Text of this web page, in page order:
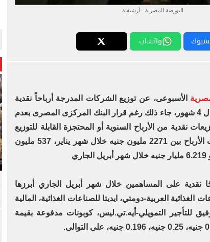
البورصة المصرية - أرشيفية
واتساب
الأسبوعى، عن توزيع الشركات المدرجة أرباحاً نقدية
بلغت 9 مليارات جنيه خلال 4 شهور، جاء ذلك رغم قرار البنك المركزى المصرى بعدم
نقدية من الأرباح السنوية أو المحتجزة القابلة للتوزيع
على المساهمين، ووزعت الأرباح بين 2271 مليون جنيه خلال شهر يناير، 537 مليون
أرباحًا نقدية على المساهمين خلال شهر أبريل الجاري أبرزها
الغذائية العربية-دومتي، ايديتا للصناعات الغذائية، المالية
للتأجير التمويلي-أيه.تي.ليس، كوبونات مدفوعة بقيمة